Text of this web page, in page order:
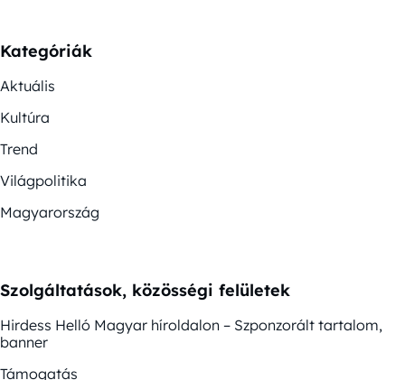
Kategóriák
Aktuális
Kultúra
Trend
Világpolitika
Magyarország
Szolgáltatások, közösségi felületek
Hirdess Helló Magyar híroldalon – Szponzorált tartalom,
banner
Támogatás